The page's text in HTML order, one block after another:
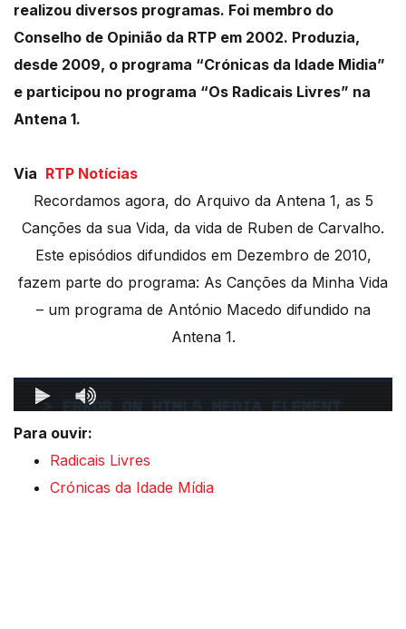
realizou diversos programas. Foi membro do
Conselho de Opinião da RTP em 2002. Produzia,
desde 2009, o programa “Crónicas da Idade Midia”
e participou no programa “Os Radicais Livres” na
Antena 1.
Via RTP Notícias
Recordamos agora, do Arquivo da Antena 1, as 5
Canções da sua Vida, da vida de Ruben de Carvalho.
Este episódios difundidos em Dezembro de 2010,
fazem parte do programa: As Canções da Minha Vida
– um programa de António Macedo difundido na
Antena 1.
Para ouvir:
Radicais Livres
Crónicas da Idade Mídia